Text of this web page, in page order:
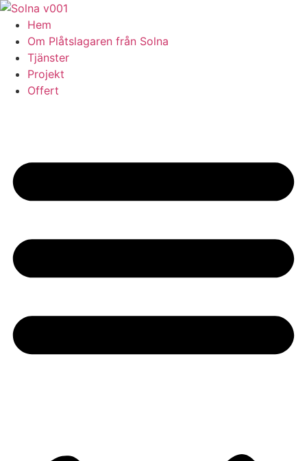
Skip
content
Hem
Om Plåtslagaren från Solna
Tjänster
Projekt
Offert